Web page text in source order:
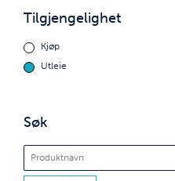
Tilgjengelighet
Kjøp
Utleie
Søk